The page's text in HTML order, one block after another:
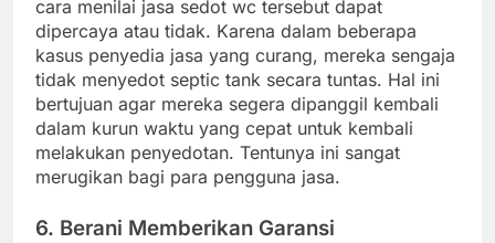
cara menilai jasa sedot wc tersebut dapat
dipercaya atau tidak. Karena dalam beberapa
kasus penyedia jasa yang curang, mereka sengaja
tidak menyedot septic tank secara tuntas. Hal ini
bertujuan agar mereka segera dipanggil kembali
dalam kurun waktu yang cepat untuk kembali
melakukan penyedotan. Tentunya ini sangat
merugikan bagi para pengguna jasa.
6. Berani Memberikan Garansi